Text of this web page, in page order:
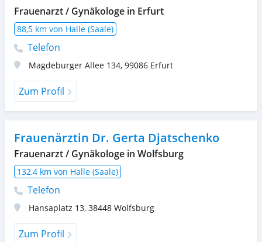
Frauenarzt / Gynäkologe in Erfurt
88,5 km von Halle (Saale)
Telefon
Magdeburger Allee 134, 99086 Erfurt
Zum Profil
Frauenärztin Dr. Gerta Djatschenko
Frauenarzt / Gynäkologe in Wolfsburg
132,4 km von Halle (Saale)
Telefon
Hansaplatz 13, 38448 Wolfsburg
Zum Profil